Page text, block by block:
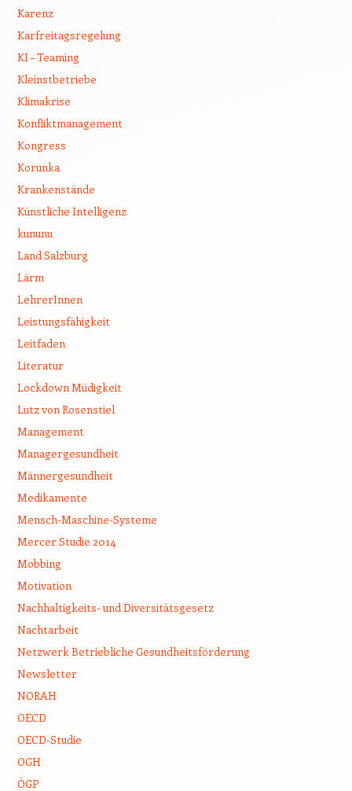
Karenz
Karfreitagsregelung
KI – Teaming
Kleinstbetriebe
Klimakrise
Konfliktmanagement
Kongress
Korunka
Krankenstände
Künstliche Intelligenz
kununu
Land Salzburg
Lärm
LehrerInnen
Leistungsfähigkeit
Leitfaden
Literatur
Lockdown Müdigkeit
Lutz von Rosenstiel
Management
Managergesundheit
Männergesundheit
Medikamente
Mensch-Maschine-Systeme
Mercer Studie 2014
Mobbing
Motivation
Nachhaltigkeits- und Diversitätsgesetz
Nachtarbeit
Netzwerk Betriebliche Gesundheitsförderung
Newsletter
NORAH
OECD
OECD-Studie
OGH
ÖGP